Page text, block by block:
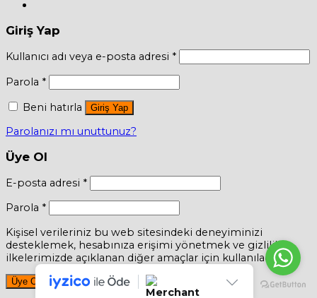
Giriş Yap
Kullanıcı adı veya e-posta adresi *
Parola *
Beni hatırla Giriş Yap
Parolanızı mı unuttunuz?
Üye Ol
E-posta adresi *
Parola *
Kişisel verileriniz bu web sitesindeki deneyiminizi
desteklemek, hesabınıza erişimi yönetmek ve gizlilik
ilkelerimizde açıklanan diğer amaçlar için kullanılacaktır.
Üye Ol